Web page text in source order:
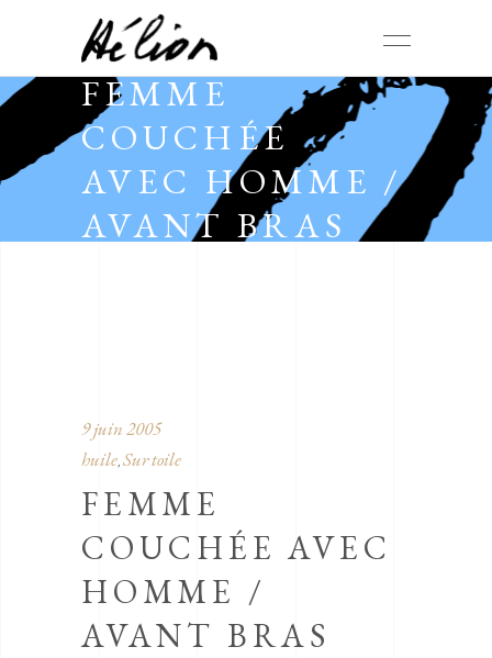
FEMME
COUCHÉE
AVEC HOMME /
AVANT BRAS
9 juin 2005
huile, Sur toile
FEMME
COUCHÉE AVEC
HOMME /
AVANT BRAS